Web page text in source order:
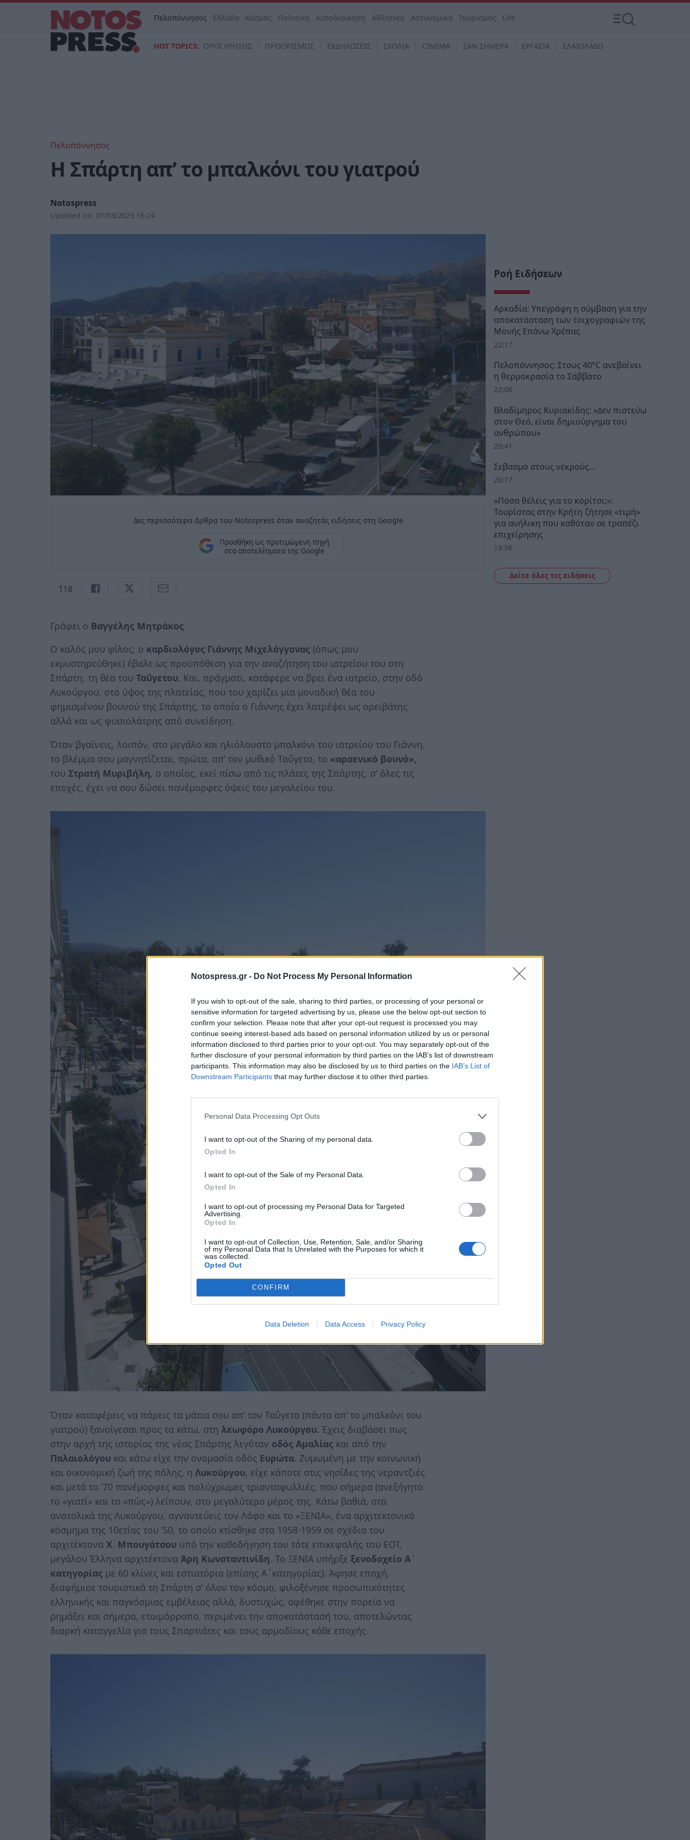
Notospress.gr - Do Not Process My Personal Information
If you wish to opt-out of the sale, sharing to third parties, or processing of your personal or
sensitive information for targeted advertising by us, please use the below opt-out section to
confirm your selection. Please note that after your opt-out request is processed you may
continue seeing interest-based ads based on personal information utilized by us or personal
information disclosed to third parties prior to your opt-out. You may separately opt-out of the
further disclosure of your personal information by third parties on the IAB’s list of downstream
participants. This information may also be disclosed by us to third parties on the IAB’s List of
Downstream Participants that may further disclose it to other third parties.
Personal Data Processing Opt Outs
I want to opt-out of the Sharing of my personal data.
Opted In
I want to opt-out of the Sale of my Personal Data.
Opted In
I want to opt-out of processing my Personal Data for Targeted
Advertising.
Opted In
I want to opt-out of Collection, Use, Retention, Sale, and/or Sharing
of my Personal Data that Is Unrelated with the Purposes for which it
was collected.
Opted Out
CONFIRM
Data Deletion Data Access Privacy Policy
Πελοπόννησος Ελλάδα Κόσμος Πολιτική Αυτοδιοίκηση Αθλητικά Αστυνομικά Τουρισμός Life
HOT TOPICS: ΟΡΟΙ ΧΡΗΣΗΣ ΠΡΟΟΡΙΣΜΟΣ ΕΚΔΗΛΩΣΕΙΣ ΣΧΟΛΙΑ CINEMA ΣΑΝ ΣΗΜΕΡΑ ΕΡΓΑΣΙΑ ΕΛΑΙΟΛΑΔΟ
Πελοπόννησος
Η Σπάρτη απ’ το μπαλκόνι του γιατρού
Notospress
Updated on: 01/03/2023 16:24
Δες περισσότερα άρθρα του Notospress όταν αναζητάς ειδήσεις στη Google
Προσθήκη ως προτιμώμενη πηγή
στα αποτελέσματα της Google
118
Γράφει ο Βαγγέλης Μητράκος
Ο καλός μου φίλος, ο καρδιολόγος Γιάννης Μιχελόγγονας (όπως μου
εκμυστηρεύθηκε) έβαλε ως προϋπόθεση για την αναζήτηση του ιατρείου του στη
Σπάρτη, τη θέα του Ταΰγετου. Και, πράγματι, κατάφερε να βρει ένα ιατρείο, στην οδό
Λυκούργου, στο ύψος της πλατείας, που του χαρίζει μια μοναδική θέα του
φημισμένου βουνού της Σπάρτης, το οποίο ο Γιάννης έχει λατρέψει ως ορειβάτης
αλλά και ως φυσιολάτρης από συνείδηση.
Όταν βγαίνεις, λοιπόν, στο μεγάλο και ηλιόλουστο μπαλκόνι του ιατρείου του Γιάννη,
το βλέμμα σου μαγνητίζεται, πρώτα, απ’ τον μυθικό Ταΰγετο, το «αρσενικό βουνό»,
του Στρατή Μυριβήλη, ο οποίος, εκεί πίσω από τις πλάτες της Σπάρτης, σ’ όλες τις
εποχές, έχει να σου δώσει πανέμορφες όψεις του μεγαλείου του.
Όταν καταφέρεις να πάρεις τα μάτια σου απ’ τον Ταΰγετο (πάντα απ’ το μπαλκόνι του
γιατρού) ξανοίγεσαι προς τα κάτω, στη λεωφόρο Λυκούργου. Έχεις διαβάσει πως
στην αρχή της ιστορίας της νέας Σπάρτης λεγόταν οδός Αμαλίας και από την
Παλαιολόγου και κάτω είχε την ονομασία οδός Ευρώτα. Ζυμωμένη με την κοινωνική
και οικονομική ζωή της πόλης, η Λυκούργου, είχε κάποτε στις νησίδες της νεραντζιές
και μετά το ’70 πανέμορφες και πολύχρωμες τριανταφυλλιές, που σήμερα (ανεξήγητο
το «γιατί» και το «πώς») λείπουν, στο μεγαλύτερο μέρος της. Κάτω βαθιά, στα
ανατολικά της Λυκούργου, αγναντεύεις τον Λόφο και το «ΞΕΝΙΑ», ένα αρχιτεκτονικό
κόσμημα της 10ετίας του ’50, το οποίο κτίσθηκε στα 1958-1959 σε σχέδια του
αρχιτέκτονα Χ. Μπουγάτσου υπό την καθοδήγηση του τότε επικεφαλής του ΕΟΤ,
μεγάλου Έλληνα αρχιτέκτονα Άρη Κωνσταντινίδη. Το ΞΕΝΙΑ υπήρξε ξενοδοχείο Α΄
κατηγορίας με 60 κλίνες και εστιατόριο (επίσης Α΄κατηγορίας). Άφησε εποχή,
διαφήμισε τουριστικά τη Σπάρτη σ’ όλον τον κόσμο, φιλοξένησε προσωπικότητες
ελληνικής και παγκόσμιας εμβέλειας αλλά, δυστυχώς, αφέθηκε στην πορεία να
ρημάξει και σήμερα, ετοιμόρροπο, περιμένει την αποκατάστασή του, αποτελώντας
διαρκή καταγγελία για τους Σπαρτιάτες και τους αρμοδίους κάθε εποχής.
Ροή Ειδήσεων
Αρκαδία: Υπεγράφη η σύμβαση για την
αποκατάσταση των τοιχογραφιών της
Μονής Επάνω Χρέπας
22:17
Πελοπόννησος: Στους 40°C ανεβαίνει
η θερμοκρασία το Σάββατο
22:06
Βλαδίμηρος Κυριακίδης: «Δεν πιστεύω
στον Θεό, είναι δημιούργημα του
ανθρώπου»
20:41
Σεβασμό στους νεκρούς…
20:17
«Πόσα θέλεις για το κορίτσι;»:
Τουρίστας στην Κρήτη ζήτησε «τιμή»
για ανήλικη που καθόταν σε τραπέζι
επιχείρησης
19:56
Δείτε όλες τις ειδήσεις